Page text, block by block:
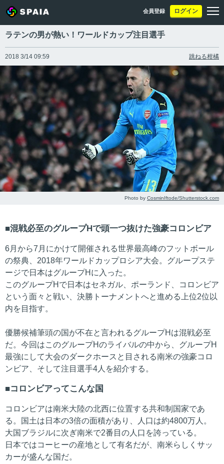
会員登録 ログイン
ラテンの男が熱い！ワールドカップ注目選手
2018 3/14 09:59 跳ねる柑橘
Photo by CosminIftode/Shutterstock.com
混戦必至のグループHで頭一つ抜けた強豪コロンビア
6月から7月にかけて開催される世界最高峰のフットボール
の祭典、2018年ワールドカップロシア大会。グループステ
ージで日本はグループHに入った。
このグループHで日本はセネガル、ポーランド、コロンビア
という面々と戦い、決勝トーナメントへと進める上位2位以
内を目指す。
優勝候補筆頭の国が不在と言われるグループHは混戦必至
だ。今回はこのグループHのライバルの中から、グループH
最強にして大会のダークホースと目される南米の強豪コロ
ンビア、そして注目選手4人を紹介する。
コロンビアってこんな国
コロンビアは南米大陸の北西に位置する共和制国家であ
る。国土は日本の3倍の面積があり、人口は約4800万人。
大国ブラジルに次ぎ南米で2番目の人口を誇っている。
日本ではコーヒーの産地として有名だが、南米らしくサッ
カーが盛んな国だ。